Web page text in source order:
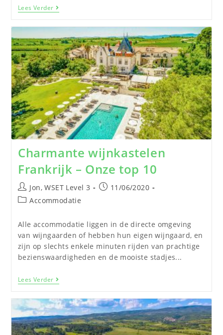
Lees Verder
Charmante wijnkastelen
Frankrijk – Onze top 10
Jon, WSET Level 3
11/06/2020
Accommodatie
Alle accommodatie liggen in de directe omgeving
van wijngaarden of hebben hun eigen wijngaard, en
zijn op slechts enkele minuten rijden van prachtige
bezienswaardigheden en de mooiste stadjes...
Lees Verder